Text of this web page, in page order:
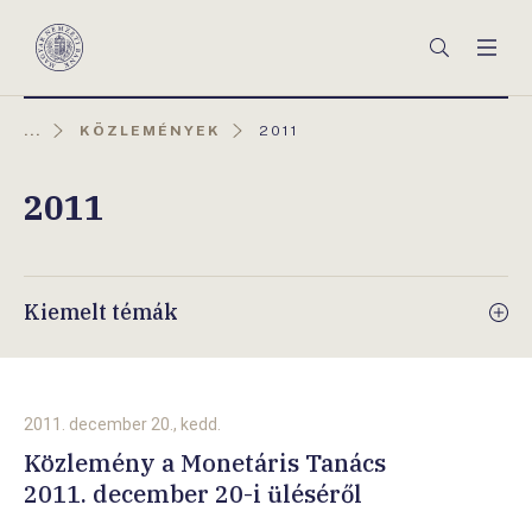
Magyar
Keresés
... KÖZLEMÉNYEK
AKTUÁLIS
2011
2011
Kiemelt témák
2011. december 20., kedd.
Közlemény a Monetáris Tanács
2011. december 20-i üléséről